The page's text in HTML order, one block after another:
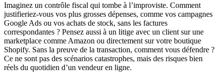
Imaginez un contrôle fiscal qui tombe à l’improviste. Comment
justifieriez-vous vos plus grosses dépenses, comme vos campagnes
Google Ads ou vos achats de stock, sans les factures
correspondantes ? Pensez aussi à un litige avec un client sur une
marketplace comme Amazon ou directement sur votre boutique
Shopify. Sans la preuve de la transaction, comment vous défendre ?
Ce ne sont pas des scénarios catastrophes, mais des risques bien
réels du quotidien d’un vendeur en ligne.